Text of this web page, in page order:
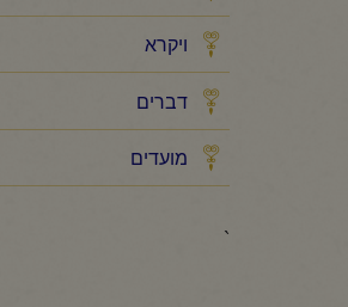
ויקרא
דברים
מועדים
`